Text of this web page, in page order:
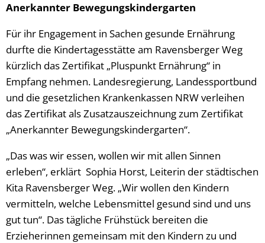
Anerkannter Bewegungskindergarten
Für ihr Engagement in Sachen gesunde Ernährung
durfte die Kindertagesstätte am Ravensberger Weg
kürzlich das Zertifikat „Pluspunkt Ernährung“ in
Empfang nehmen. Landesregierung, Landessportbund
und die gesetzlichen Krankenkassen NRW verleihen
das Zertifikat als Zusatzauszeichnung zum Zertifikat
„Anerkannter Bewegungskindergarten“.
„Das was wir essen, wollen wir mit allen Sinnen
erleben“, erklärt Sophia Horst, Leiterin der städtischen
Kita Ravensberger Weg. „Wir wollen den Kindern
vermitteln, welche Lebensmittel gesund sind und uns
gut tun“. Das tägliche Frühstück bereiten die
Erzieherinnen gemeinsam mit den Kindern zu und